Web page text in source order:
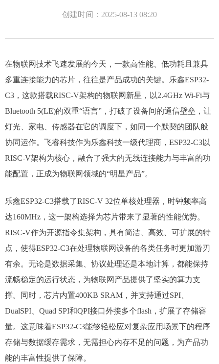
创建时间： 2025-08-13 08:20
在物联网技术飞速发展的今天，一款高性能、低功耗且兼具
多重连接能力的芯片，往往是产品成功的关键。乐鑫ESP32-
C3，这款搭载RISC-V架构的物联网新星，以2.4GHz Wi-Fi与
Bluetooth 5(LE)的双重“语言”，打破了设备间的通信壁垒，让
灯光、家电、传感器在它的调度下，如同一个默契的团队般
协同运作。飞睿科技作为乐鑫科技一级代理商，ESP32-C3以
RISC-V架构为核心，融合了强大的无线连接能力与丰富的功
能配置，正成为物联网领域的“明星产品”。
乐鑫ESP32-C3搭载了RISC-V 32位单核处理器，时钟频率高
达160MHz，这一架构选择为芯片带来了显著的性能优势。
RISC-V作为开源指令集架构，具有简洁、高效、可扩展的特
点，使得ESP32-C3在处理物联网设备的各类任务时更加游刃
有余。无论是数据采集、协议处理还是本地计算，都能保持
流畅稳定的运行状态，为物联网产品提供了坚实的算力支
撑。同时，芯片内置400KB SRAM，并支持通过SPI、
DualSPI、Quad SPI和QPI接口外接多个flash，扩展了存储容
量。这意味着ESP32-C3能够轻松应对复杂应用场景下的程序
存储与数据缓存需求，无需担心内存不足的问题，为产品功
能的丰富性提供了保障。